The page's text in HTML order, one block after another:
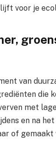
voor je
van
die
met
en na
of gemaakt